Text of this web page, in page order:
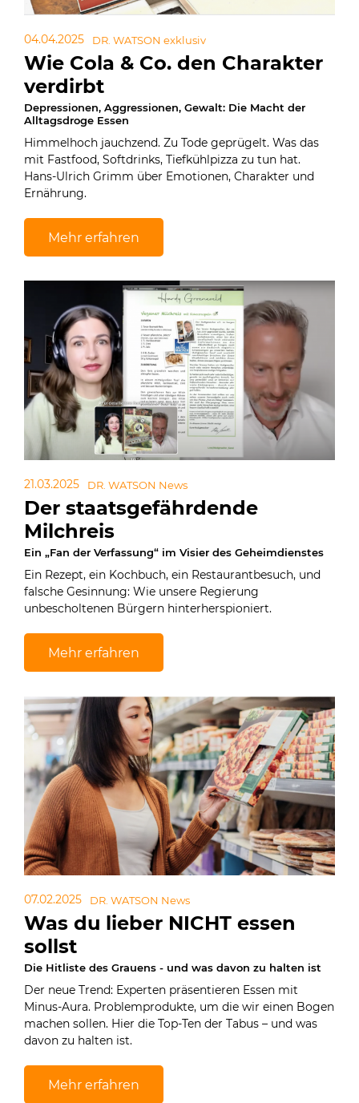
04.04.2025 DR. WATSON exklusiv
Wie Cola & Co. den Charakter
verdirbt
Depressionen, Aggressionen, Gewalt: Die Macht der
Alltagsdroge Essen
Himmelhoch jauchzend. Zu Tode geprügelt. Was das
mit Fastfood, Softdrinks, Tiefkühlpizza zu tun hat.
Hans-Ulrich Grimm über Emotionen, Charakter und
Ernährung.
Mehr erfahren
21.03.2025 DR. WATSON News
Der staatsgefährdende
Milchreis
Ein „Fan der Verfassung“ im Visier des Geheimdienstes
Ein Rezept, ein Kochbuch, ein Restaurantbesuch, und
falsche Gesinnung: Wie unsere Regierung
unbescholtenen Bürgern hinterherspioniert.
Mehr erfahren
07.02.2025 DR. WATSON News
Was du lieber NICHT essen
sollst
Die Hitliste des Grauens - und was davon zu halten ist
Der neue Trend: Experten präsentieren Essen mit
Minus-Aura. Problemprodukte, um die wir einen Bogen
machen sollen. Hier die Top-Ten der Tabus – und was
davon zu halten ist.
Mehr erfahren